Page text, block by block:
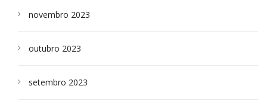
novembro 2023
outubro 2023
setembro 2023